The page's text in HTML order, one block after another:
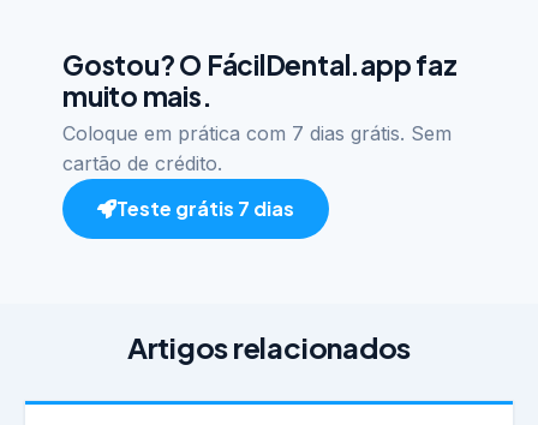
Gostou? O FácilDental.app faz
muito mais.
Coloque em prática com 7 dias grátis. Sem
cartão de crédito.
Teste grátis 7 dias
Artigos relacionados